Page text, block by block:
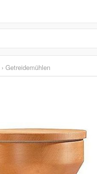
› Getreidemühlen